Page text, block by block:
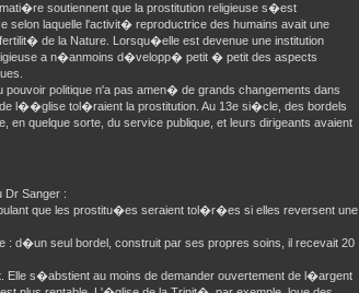
soutiennent que la prostitution religieuse s�est
laquelle l'activit� reproductrice des humains avait une
de la Nature. Lorsqu�elle est devenue une institution
a n�anmoins d�velopp� petit � petit des aspects
politique n'a pas amen� de grands changements dans
tol�raient la prostitution. Au 13e si�cle, des bordels
quelque sorte, du service publique, et leurs dirigeants avaient
Sanger :
que les prostitu�es seraient tol�r�es si elles reversent une
d�un seul bordel, construit par ses propres soins, il recevait 20
s�abstient au moins de demander ouvertement de l�argent